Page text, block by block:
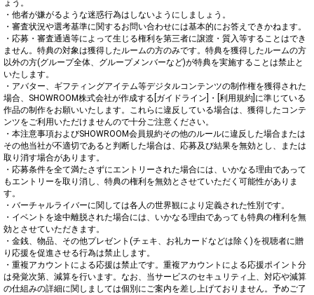
ょう。
・他者が嫌がるような迷惑行為はしないようにしましょう。
・審査状況や選考基準に関するお問い合わせには基本的にお答えできかねます。
・応募・審査通過等によって生じる権利を第三者に譲渡・質入等することはでき
ません。特典の対象は獲得したルームの方のみです。特典を獲得したルームの方
以外の方(グループ全体、グループメンバーなど)が特典を実施することは禁止と
いたします。
・アバター、ギフティングアイテム等デジタルコンテンツの制作権を獲得された
場合、SHOWROOM株式会社が作成する[ガイドライン]・[利用規約]に準じている
作品の制作をお願いいたします。これらに違反している場合は、獲得したコンテ
ンツをご利用いただけませんので十分ご注意ください。
・本注意事項およびSHOWROOM会員規約その他のルールに違反した場合または
その他当社が不適切であると判断した場合は、応募及び結果を無効とし、または
取り消す場合があります。
・応募条件を全て満たさずにエントリーされた場合には、いかなる理由であって
もエントリーを取り消し、特典の権利を無効とさせていただく可能性がありま
す。
・バーチャルライバーに関しては各人の世界観により定義された性別です。
・イベントを途中離脱された場合には、いかなる理由であっても特典の権利を無
効とさせていただきます。
・金銭、物品、その他プレゼント(チェキ、お礼カードなどは除く)を視聴者に贈
り応援を促進させる行為は禁止します。
・重複アカウントによる応援は禁止です。重複アカウントによる応援ポイント分
は発覚次第、減算を行います。なお、当サービスのセキュリティ上、対応や減算
の仕組みの詳細に関しましては個別にご案内を差し上げておりません。予めご了